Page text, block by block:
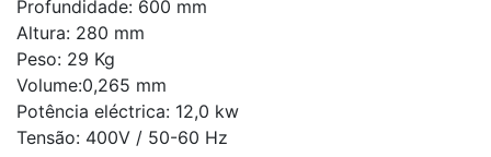
Profundidade: 600 mm
Altura: 280 mm
Peso: 29 Kg
Volume:0,265 mm
Potência eléctrica: 12,0 kw
Tensão: 400V / 50-60 Hz